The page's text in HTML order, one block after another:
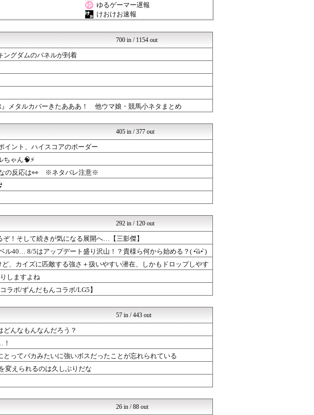
ゆるゲーマー遅報
けおけお速報
ァエ口、セッシュ...
ブラウザゲーム速報
ようになる
が一番見た目好み
ルフレch. - ファイア...
ラが回復」←？
げぇ速
更による効率改善
ドラゴンクエストウォークま...
いない
ゆるゲーマー遅報
スコア...
ミリシタまとめ雑談
の評価を巡る議論
ポケチャン攻略まとめ速報｜...
いに強いボスだっ...
げぇ速
を巡る意見まとめ
ウマツイちゃんねる
げぇ速
←これｗｗｗｗｗｗ...
mutyunのゲーム+αブ...
ート、男主人公...
は久しぶりだな
けおけお速報
げぇ速
ランキングで敗北...
mutyunのゲーム+αブ...
ウマ娘うまぴょい速報
ウマツイちゃんねる
げぇ速
で見れるようにな...
mutyunのゲーム+αブ...
ぜ？
ゆるゲーマー遅報
mutyunのゲーム+αブ...
ウマツイちゃんねる
ってし...
が気になる展開...
ぷそファン@PSO2NGS...
来る模様！！！
ブラウザゲーム速報
ゆるゲーマー遅報
ウマツイちゃんねる
まどドラまとめ速報 魔法少...
700 in / 1154 out
ングダムのパネルが到着
』メタルカバーきたあああ！ 他ウマ娘・競馬小ネタまとめ
405 in / 377 out
イント、ハイスコアのボーダー
ちゃん🧠⚡
なの反応は👀 ※ネタバレ注意※
292 in / 120 out
ぞ！そして続きが気になる展開へ…【三影傑】
ル40… 8/5はアップデート盛り沢山！？貴様ら何から始める？( •᷄ὤ•᷅ )
ど、カイズに匹敵する強さ＋扱いやすい潜在、しかもドロップしやす
しますよね
ラボ/ずんだもんコラボ/LG5】
57 in / 443 out
どんなもんなんだろう？
とってバカみたいに強いボスだったことが忘れられている
変えられるのは久しぶりだな
26 in / 88 out